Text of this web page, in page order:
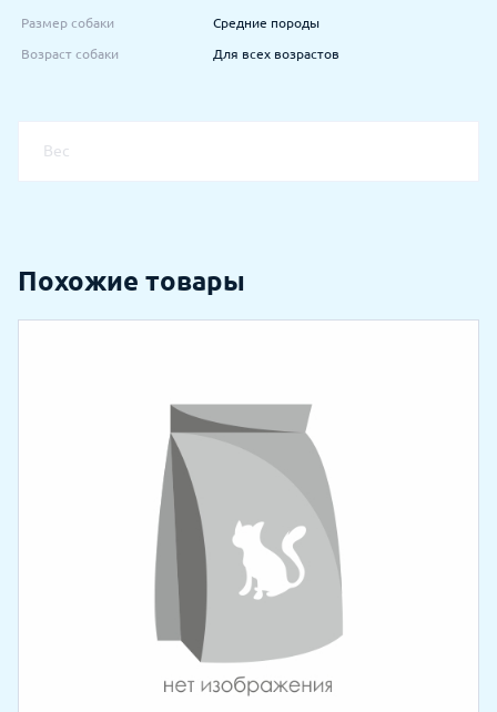
Размер собаки Средние породы
Возраст собаки Для всех возрастов
Вес
Похожие товары